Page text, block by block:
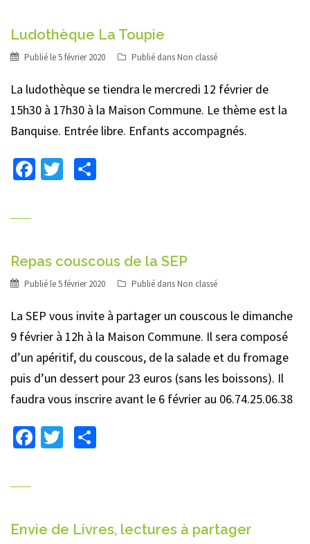
Ludothèque La Toupie
Publié le5 février 2020 Publié dans Non classé
La ludothèque se tiendra le mercredi 12 février de
15h30 à 17h30 à la Maison Commune. Le thème est la
Banquise. Entrée libre. Enfants accompagnés.
Facebook
Twitter
Repas couscous de la SEP
Publié le5 février 2020 Publié dans Non classé
La SEP vous invite à partager un couscous le dimanche
9 février à 12h à la Maison Commune. Il sera composé
d’un apéritif, du couscous, de la salade et du fromage
puis d’un dessert pour 23 euros (sans les boissons). Il
faudra vous inscrire avant le 6 février au 06.74.25.06.38
Facebook
Twitter
Envie de Livres, lectures à partager